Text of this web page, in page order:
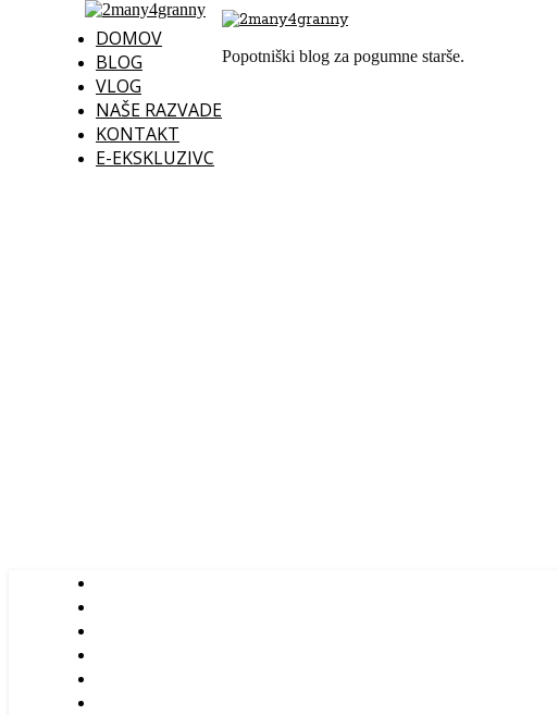
DOMOV
BLOG
VLOG
NAŠE RAZVADE
KONTAKT
E-EKSKLUZIVC
Popotniški blog za pogumne starše.